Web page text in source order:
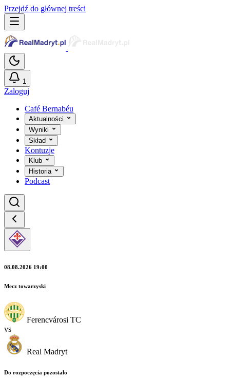
Przejdź do głównej treści
1
Zaloguj
Café Bernabéu
Aktualności
Wyniki
Skład
Kontuzje
Klub
Historia
Podcast
08.08.2026 19:00
Mecz towarzyski
Ferencvárosi TC
vs
Real Madryt
Do rozpoczęcia pozostało